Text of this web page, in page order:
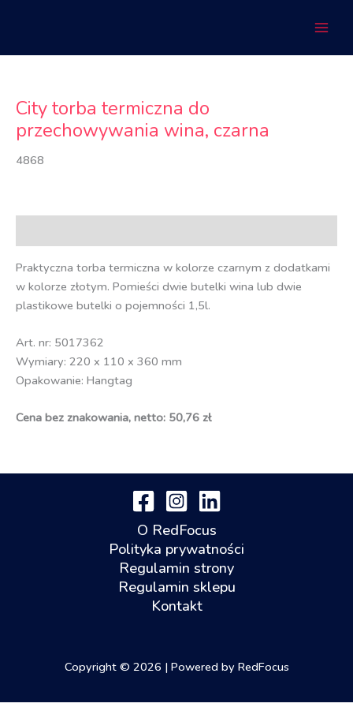
City torba termiczna do
przechowywania wina, czarna
4868
Praktyczna torba termiczna w kolorze czarnym z dodatkami
w kolorze złotym. Pomieści dwie butelki wina lub dwie
plastikowe butelki o pojemności 1,5l.
Art. nr: 5017362
Wymiary: 220 x 110 x 360 mm
Opakowanie: Hangtag
Cena bez znakowania, netto: 50,76 zł
O RedFocus
Polityka prywatności
Regulamin strony
Regulamin sklepu
Kontakt
Copyright © 2026 | Powered by RedFocus